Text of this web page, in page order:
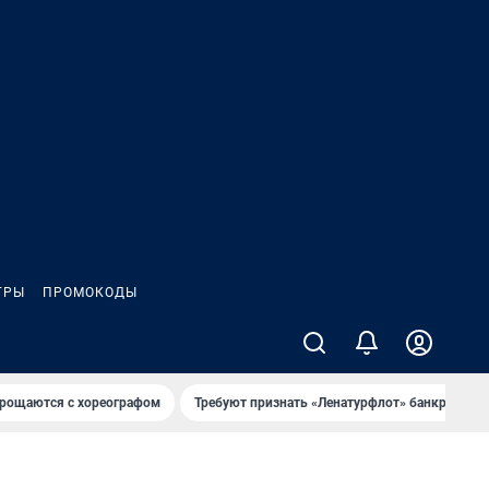
ПРОМОКОДЫ
с хореографом Требуют признать «Ленатурфлот» банкротом